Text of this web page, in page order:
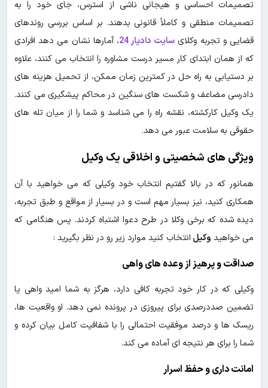
تصمیمات احساسی و هیجانی ناشی از استرس، جای خود را به
تصمیمات منطقی و کاملاً قانونی بدهند. بر اساس بررسی روندهای
قضایی و تجربه وکلای سایت دادیار24، آمارها نشان می دهد افرادی
که از همان ابتدای کار مسیر درست مشاوره را انتخاب می کنند، علاوه
بر دستیابی به راه حل در کمترین زمان ممکن، از تحمیل هزینه های
دادرسی مضاعف و شکست های سنگین در محاکم پیشگیری می کنند.
یک وکیل کارکشته، نقشه راه را می شناسد و شما را از میان تله های
حقوقی به سلامت عبور می دهد.
ویژگی های شخصیتی و اخلاقی یک وکیل
همانور که در بالا گفتیم انتخاب خود وکیلی که می خواهید با آن
همکاری کنید، نیز بسیار مهم است و در بسیار از مواقع و طبق تجربه،
دیده شده که برخی وکلا در طرح دعوا اشتباه کردند. پس هنگامی که
می خواهید وکیل انتخاب کنید موارد زیر رو در نظر بگیرید :
صداقت و پرهیز از وعده های واهی
وکیلی که در کار خود تجربه کافی دارد، هرگز به شما امید واهی یا
تضمین صددرصدی برای پیروزی در پرونده نمی دهد. او واقعیت ها،
ریسک ها و درصد موفقیت احتمالی را با شفافیت کامل بیان کرده و
شما را برای هر نتیجه ای آماده می کند.
امانت داری و حفظ اسرار